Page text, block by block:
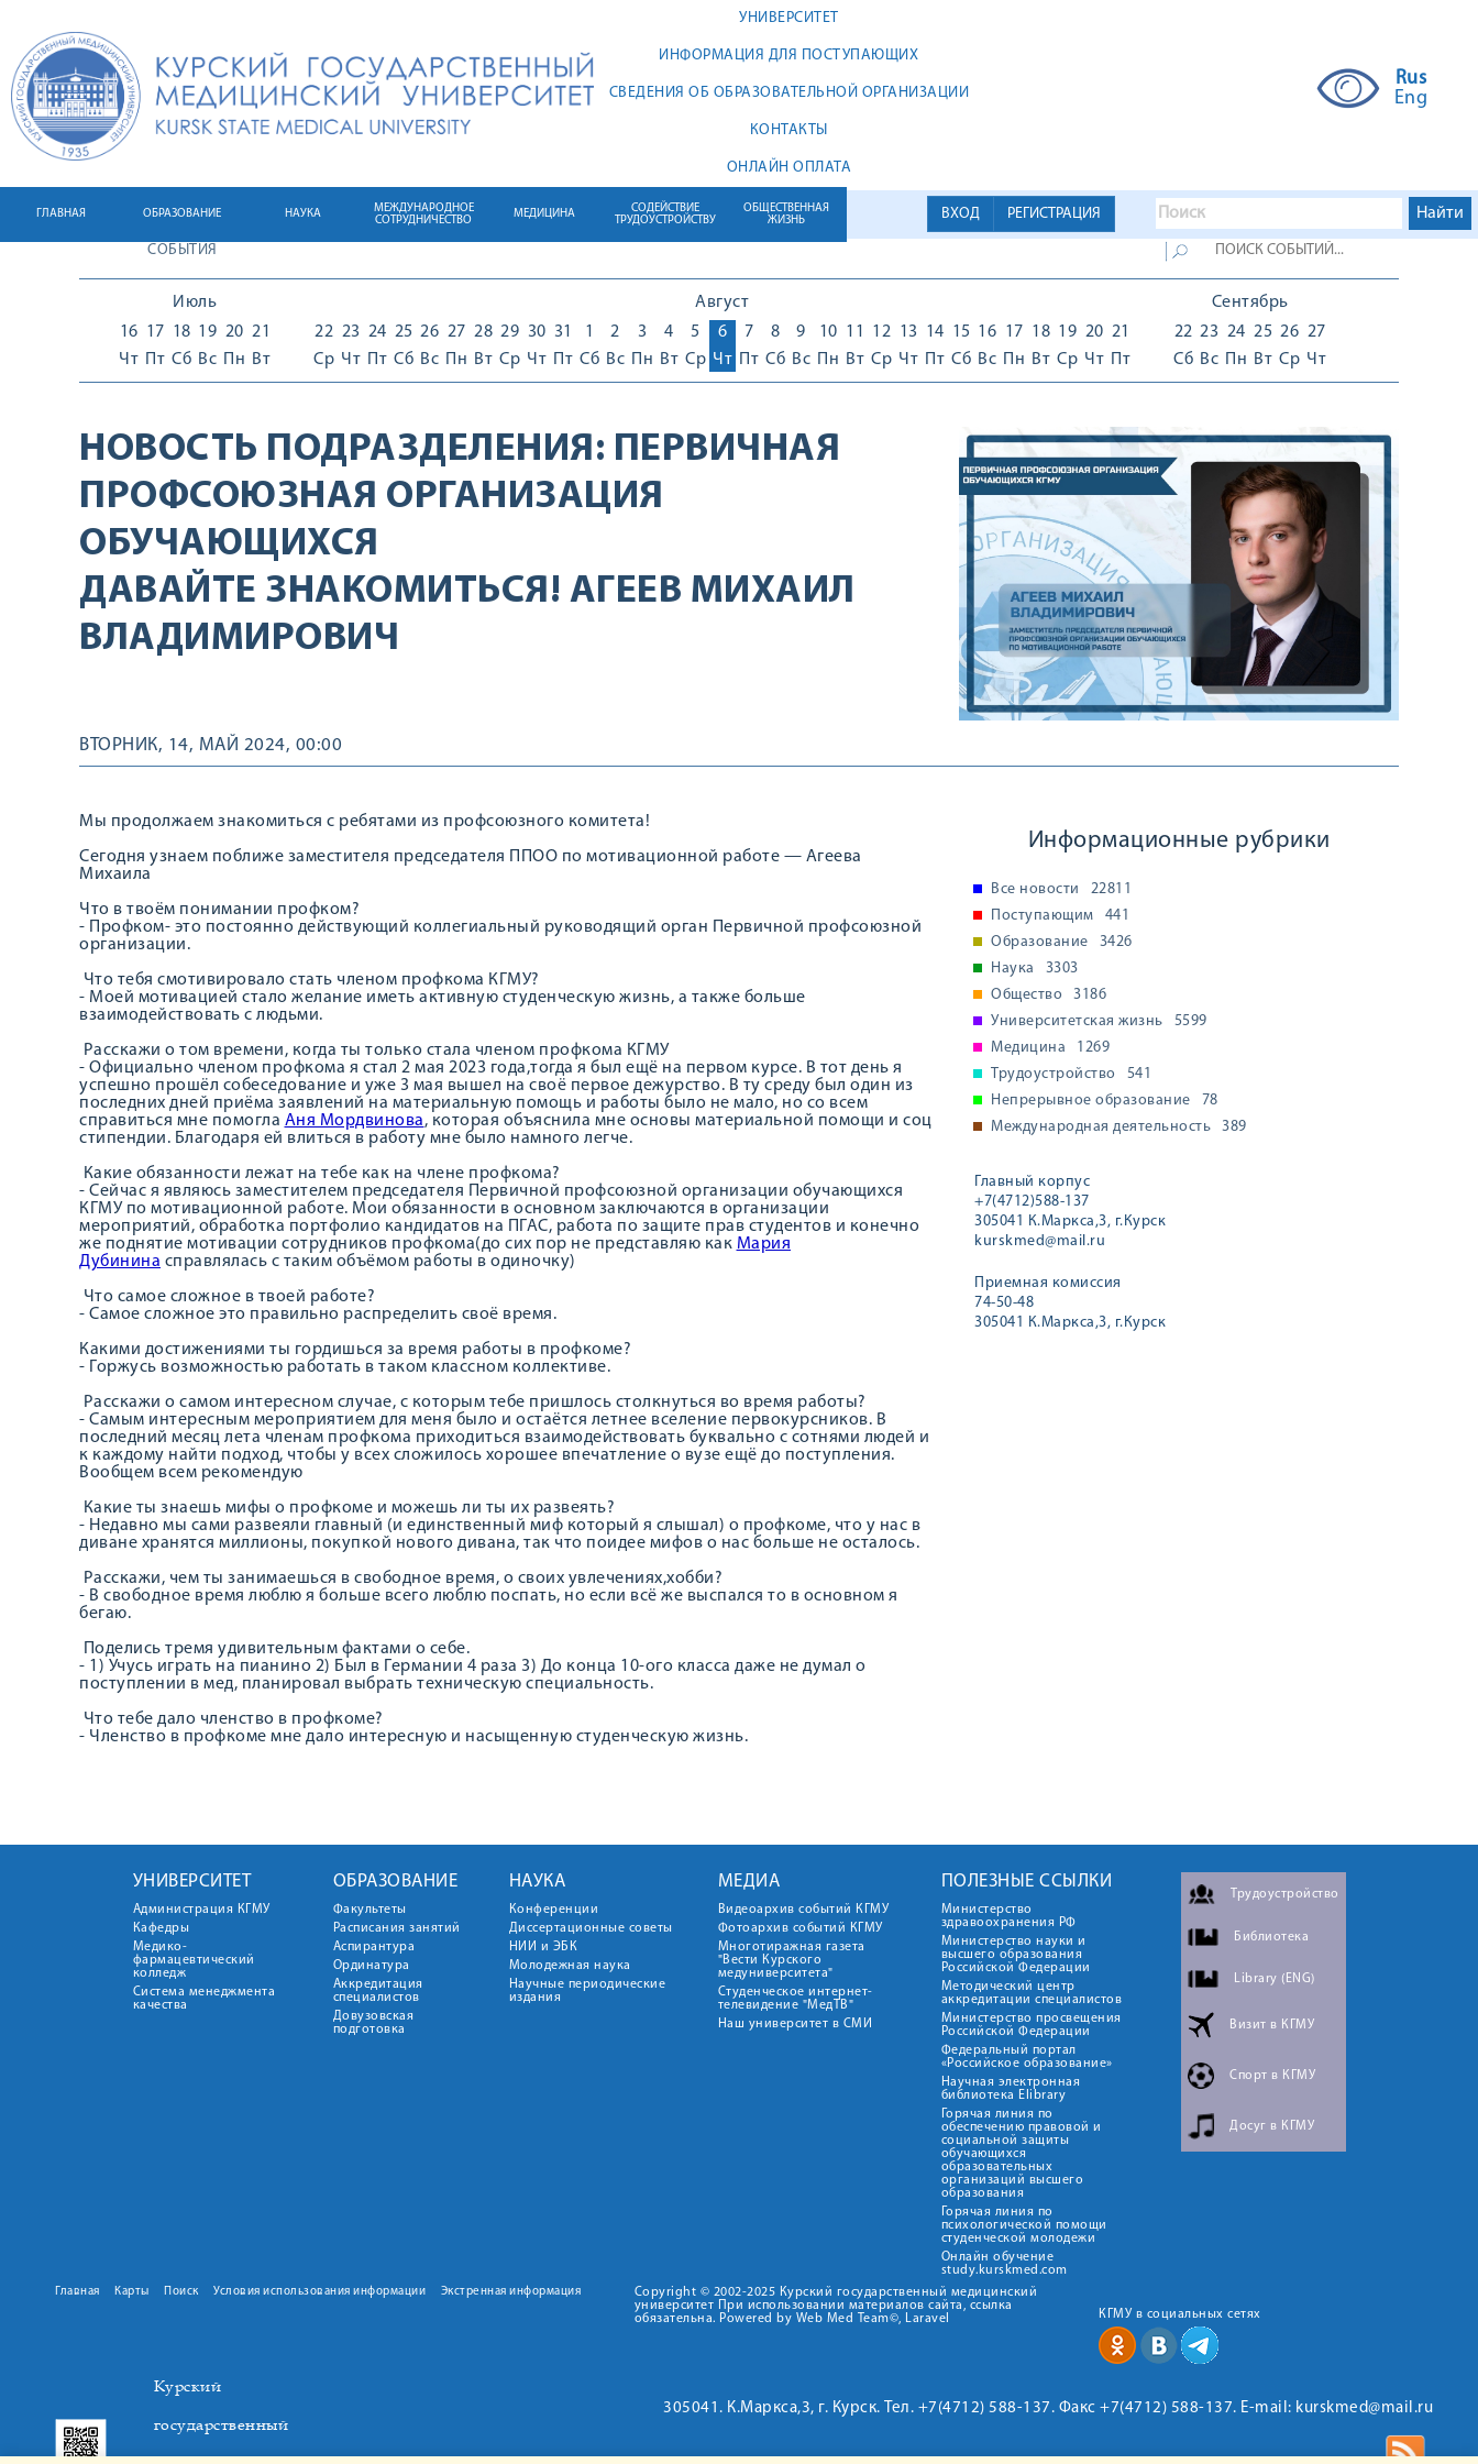
УНИВЕРСИТЕТ
ИНФОРМАЦИЯ ДЛЯ ПОСТУПАЮЩИХ
СВЕДЕНИЯ ОБ ОБРАЗОВАТЕЛЬНОЙ ОРГАНИЗАЦИИ
КОНТАКТЫ
ОНЛАЙН ОПЛАТА
Rus
Eng
ВХОД РЕГИСТРАЦИЯ
ГЛАВНАЯ ОБРАЗОВАНИЕ НАУКА
МЕЖДУНАРОДНОЕ
СОТРУДНИЧЕСТВО
МЕДИЦИНА
СОДЕЙСТВИЕ
ТРУДОУСТРОЙСТВУ
ОБЩЕСТВЕННАЯ
ЖИЗНЬ
СОБЫТИЯ
Июль
16
Чт
17
Пт
18
Сб
19
Вс
20
Пн
21
Вт
Август
22
Ср
23
Чт
24
Пт
25
Сб
26
Вс
27
Пн
28
Вт
29
Ср
30
Чт
31
Пт
1
Сб
2
Вс
3
Пн
4
Вт
5
Ср
6
Чт
7
Пт
8
Сб
9
Вс
10
Пн
11
Вт
12
Ср
13
Чт
14
Пт
15
Сб
16
Вс
17
Пн
18
Вт
19
Ср
20
Чт
21
Пт
Сентябрь
22
Сб
23
Вс
24
Пн
25
Вт
26
Ср
27
Чт
НОВОСТЬ ПОДРАЗДЕЛЕНИЯ: ПЕРВИЧНАЯ
ПРОФСОЮЗНАЯ ОРГАНИЗАЦИЯ
ОБУЧАЮЩИХСЯ
ДАВАЙТЕ ЗНАКОМИТЬСЯ! АГЕЕВ МИХАИЛ
ВЛАДИМИРОВИЧ
ВТОРНИК, 14, МАЙ 2024, 00:00
Мы продолжаем знакомиться с ребятами из профсоюзного комитета!
Сегодня узнаем поближе заместителя председателя ППОО по мотивационной работе — Агеева
Михаила
Что в твоём понимании профком?
- Профком- это постоянно действующий коллегиальный руководящий орган Первичной профсоюзной
организации.
Что тебя смотивировало стать членом профкома КГМУ?
- Моей мотивацией стало желание иметь активную студенческую жизнь, а также больше
взаимодействовать с людьми.
Расскажи о том времени, когда ты только стала членом профкома КГМУ
- Официально членом профкома я стал 2 мая 2023 года,тогда я был ещё на первом курсе. В тот день я
успешно прошёл собеседование и уже 3 мая вышел на своё первое дежурство. В ту среду был один из
последних дней приёма заявлений на материальную помощь и работы было не мало, но со всем
справиться мне помогла Аня Мордвинова, которая объяснила мне основы материальной помощи и соц
стипендии. Благодаря ей влиться в работу мне было намного легче.
Какие обязанности лежат на тебе как на члене профкома?
- Сейчас я являюсь заместителем председателя Первичной профсоюзной организации обучающихся
КГМУ по мотивационной работе. Мои обязанности в основном заключаются в организации
мероприятий, обработка портфолио кандидатов на ПГАС, работа по защите прав студентов и конечно
же поднятие мотивации сотрудников профкома(до сих пор не представляю как Мария
Дубинина справлялась с таким объёмом работы в одиночку)
Что самое сложное в твоей работе?
- Самое сложное это правильно распределить своё время.
Какими достижениями ты гордишься за время работы в профкоме?
- Горжусь возможностью работать в таком классном коллективе.
Расскажи о самом интересном случае, с которым тебе пришлось столкнуться во время работы?
- Самым интересным мероприятием для меня было и остаётся летнее вселение первокурсников. В
последний месяц лета членам профкома приходиться взаимодействовать буквально с сотнями людей и
к каждому найти подход, чтобы у всех сложилось хорошее впечатление о вузе ещё до поступления.
Вообщем всем рекомендую
Какие ты знаешь мифы о профкоме и можешь ли ты их развеять?
- Недавно мы сами развеяли главный (и единственный миф который я слышал) о профкоме, что у нас в
диване хранятся миллионы, покупкой нового дивана, так что поидее мифов о нас больше не осталось.
Расскажи, чем ты занимаешься в свободное время, о своих увлечениях,хобби?
- В свободное время люблю я больше всего люблю поспать, но если всё же выспался то в основном я
бегаю.
Поделись тремя удивительным фактами о себе.
- 1) Учусь играть на пианино 2) Был в Германии 4 раза 3) До конца 10-ого класса даже не думал о
поступлении в мед, планировал выбрать техническую специальность.
Что тебе дало членство в профкоме?
- Членство в профкоме мне дало интересную и насыщенную студенческую жизнь.
Информационные рубрики
Все новости
22811
Поступающим
441
Образование
3426
Наука
3303
Общество
3186
Университетская жизнь
5599
Медицина
1269
Трудоустройство
541
Непрерывное образование
78
Международная деятельность
389
Главный корпус
+7(4712)588-137
305041 К.Маркса,3, г.Курск
kurskmed@mail.ru
Приемная комиссия
74-50-48
305041 К.Маркса,3, г.Курск
УНИВЕРСИТЕТ
Администрация КГМУ
Кафедры
Медико-
фармацевтический
колледж
Система менеджмента
качества
ОБРАЗОВАНИЕ
Факультеты
Расписания занятий
Аспирантура
Ординатура
Аккредитация
специалистов
Довузовская
подготовка
НАУКА
Конференции
Диссертационные советы
НИИ и ЭБК
Молодежная наука
Научные периодические
издания
МЕДИА
Видеоархив событий КГМУ
Фотоархив событий КГМУ
Многотиражная газета
"Вести Курского
медуниверситета"
Студенческое интернет-
телевидение "МедТВ"
Наш университет в СМИ
ПОЛЕЗНЫЕ ССЫЛКИ
Министерство
здравоохранения РФ
Министерство науки и
высшего образования
Российской Федерации
Методический центр
аккредитации специалистов
Министерство просвещения
Российской Федерации
Федеральный портал
«Российское образование»
Научная электронная
библиотека Elibrary
Горячая линия по
обеспечению правовой и
социальной защиты
обучающихся
образовательных
организаций высшего
образования
Горячая линия по
психологической помощи
студенческой молодежи
Онлайн обучение
study.kurskmed.com
Трудоустройство
Библиотека
Library (ENG)
Визит в КГМУ
Спорт в КГМУ
Досуг в КГМУ
Главная Карты Поиск Условия использования информации Экстренная информация
Copyright © 2002-2025 Курский государственный медицинский
университет При использовании материалов сайта, ссылка
обязательна. Powered by Web Med Team©, Laravel
КГМУ в социальных сетях
Курский
государственный
305041. К.Маркса,3, г. Курск. Тел. +7(4712) 588-137. Факс +7(4712) 588-137. E-mail: kurskmed@mail.ru